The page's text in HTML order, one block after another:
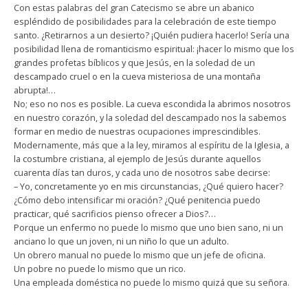
Con estas palabras del gran Catecismo se abre un abanico
espléndido de posibilidades para la celebración de este tiempo
santo. ¿Retirarnos a un desierto? ¡Quién pudiera hacerlo! Sería una
posibilidad llena de romanticismo espiritual: ¡hacer lo mismo que los
grandes profetas bíblicos y que Jesús, en la soledad de un
descampado cruel o en la cueva misteriosa de una montaña
abrupta!…
No; eso no nos es posible. La cueva escondida la abrimos nosotros
en nuestro corazón, y la soledad del descampado nos la sabemos
formar en medio de nuestras ocupaciones imprescindibles.
Modernamente, más que a la ley, miramos al espíritu de la Iglesia, a
la costumbre cristiana, al ejemplo de Jesús durante aquellos
cuarenta días tan duros, y cada uno de nosotros sabe decirse:
– Yo, concretamente yo en mis circunstancias, ¿Qué quiero hacer?
¿Cómo debo intensificar mi oración? ¿Qué penitencia puedo
practicar, qué sacrificios pienso ofrecer a Dios?…
Porque un enfermo no puede lo mismo que uno bien sano, ni un
anciano lo que un joven, ni un niño lo que un adulto.
Un obrero manual no puede lo mismo que un jefe de oficina.
Un pobre no puede lo mismo que un rico.
Una empleada doméstica no puede lo mismo quizá que su señora.